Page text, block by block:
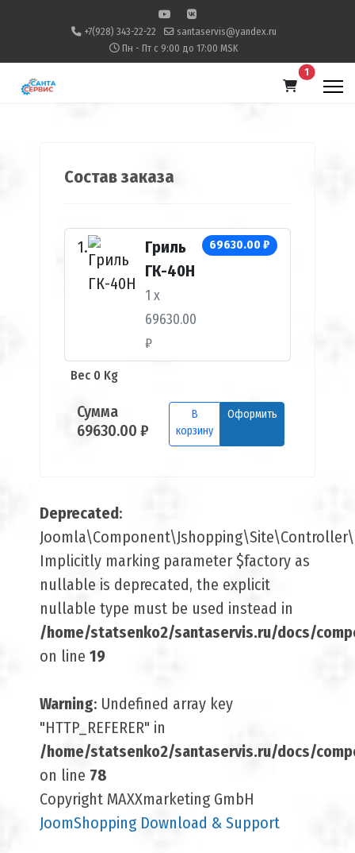
+7(928) 343-22-22
santaservis@yandex.ru
Пн - Пт с 9:00 до 17:00 MSK
1В корзину
Состав заказа
Гриль
ГК-40Н
1 x
69630.00
₽
69630.00 ₽
Вес 0 Kg
Сумма
69630.00 ₽
В
корзину
Оформить
Deprecated:
Implicitly marking parameter $factory as
nullable is deprecated, the explicit
nullable type must be used instead in
/home/statsenko2/santaservis.ru/docs/
on line 19
Warning: Undefined array key
"HTTP_REFERER" in
/home/statsenko2/santaservis.ru/docs/
on line 78
Copyright MAXXmarketing GmbH
JoomShopping Download & Support